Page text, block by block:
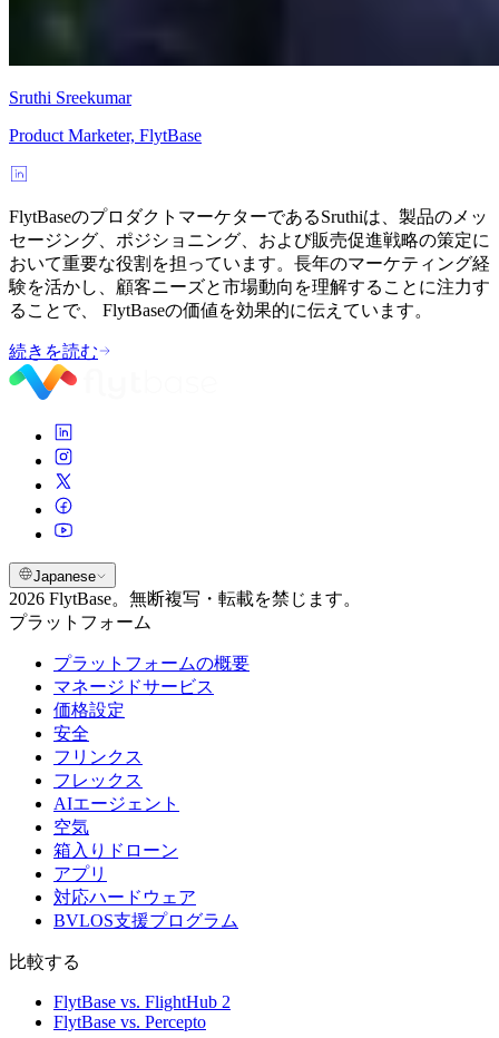
Sruthi Sreekumar
Product Marketer, FlytBase
FlytBaseのプロダクトマーケターであるSruthiは、製品のメッ
セージング、ポジショニング、および販売促進戦略の策定に
おいて重要な役割を担っています。長年のマーケティング経
験を活かし、顧客ニーズと市場動向を理解することに注力す
ることで、 FlytBaseの価値を効果的に伝えています。
続きを読む
Japanese
2026 FlytBase。無断複写・転載を禁じます。
プラットフォーム
プラットフォームの概要
マネージドサービス
価格設定
安全
フリンクス
フレックス
AIエージェント
空気
箱入りドローン
アプリ
対応ハードウェア
BVLOS支援プログラム
比較する
FlytBase vs. FlightHub 2
FlytBase vs. Percepto